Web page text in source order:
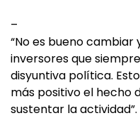
–
“No es bueno
inversores que
disyuntiva política.
más positivo el hecho
sustentar la actividad”.